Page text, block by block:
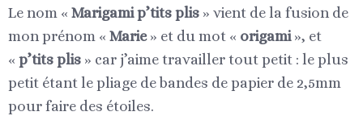
Le nom « Marigami p’tits plis » vient de la fusion de
mon prénom « Marie» et du mot « origami», et
« p’tits plis » car j’aime travailler tout petit : le plus
petit étant le pliage de bandes de papier de 2,5mm
pour faire des étoiles.